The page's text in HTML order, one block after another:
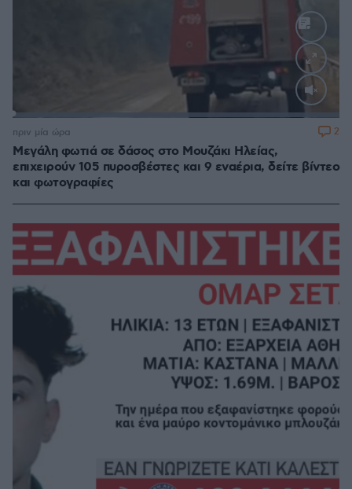
Loaded:
Μεγάλη φωτιά σε δάσος στο Μουζάκι Ηλείας,
επιχειρούν 105 πυροσβέστες και 9 εναέρια, δείτε βίντεο
και φωτογραφίες
πριν μία ώρα 2